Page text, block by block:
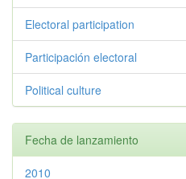
Electoral participation
Participación electoral
Political culture
Fecha de lanzamiento
2010